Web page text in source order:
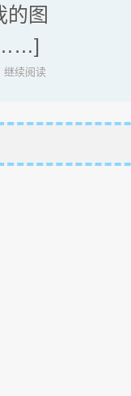
的图
继续阅读